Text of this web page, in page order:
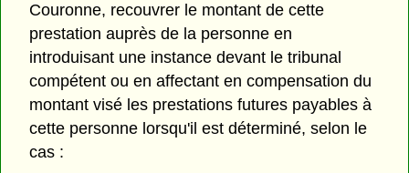
Couronne, recouvrer le montant de cette
prestation auprès de la personne en
introduisant une instance devant le tribunal
compétent ou en affectant en compensation du
montant visé les prestations futures payables à
cette personne lorsqu'il est déterminé, selon le
cas :